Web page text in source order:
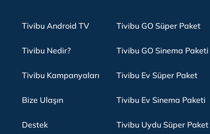
Tivibu Android TV
Tivibu Nedir?
Tivibu Kampanyaları
Bize Ulaşın
Destek
Tivibu GO Süper Paket
Tivibu GO Sinema Paketi
Tivibu Ev Süper Paket
Tivibu Ev Sinema Paketi
Tivibu Uydu Süper Paket